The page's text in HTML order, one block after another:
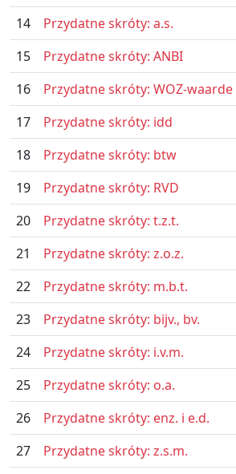
14
Przydatne skróty: a.s.
15
Przydatne skróty: ANBI
16
Przydatne skróty: WOZ-waarde
17
Przydatne skróty: idd
18
Przydatne skróty: btw
19
Przydatne skróty: RVD
20
Przydatne skróty: t.z.t.
21
Przydatne skróty: z.o.z.
22
Przydatne skróty: m.b.t.
23
Przydatne skróty: bijv., bv.
24
Przydatne skróty: i.v.m.
25
Przydatne skróty: o.a.
26
Przydatne skróty: enz. i e.d.
27
Przydatne skróty: z.s.m.